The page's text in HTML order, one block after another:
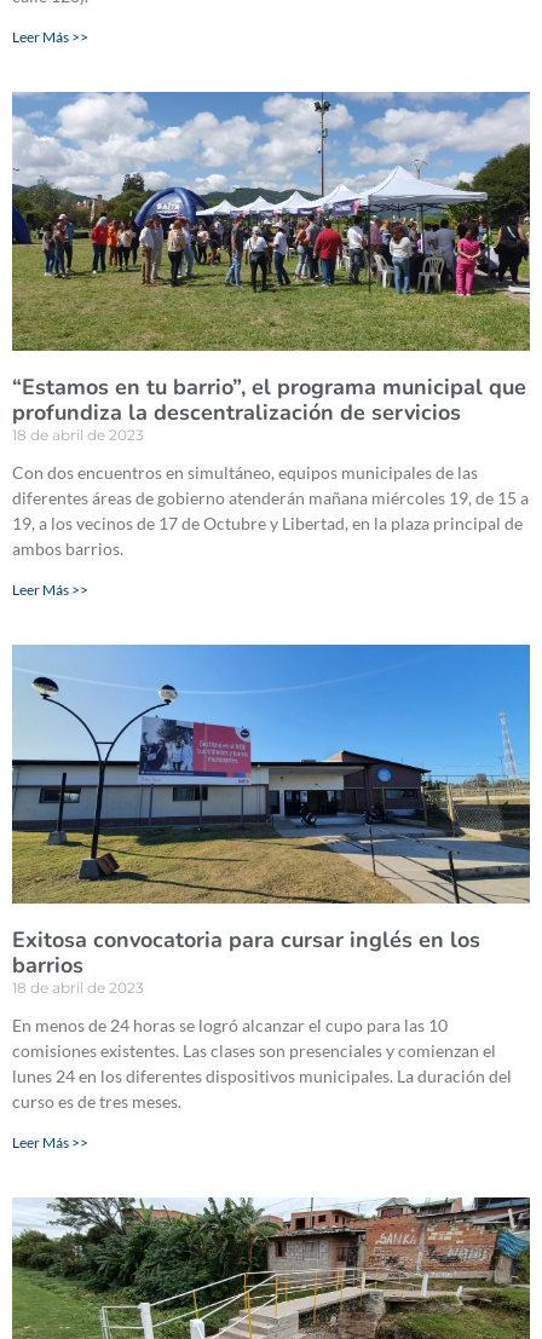
Leer Más >>
“Estamos en tu barrio”, el programa municipal que
profundiza la descentralización de servicios
18 de abril de 2023
Con dos encuentros en simultáneo, equipos municipales de las
diferentes áreas de gobierno atenderán mañana miércoles 19, de 15 a
19, a los vecinos de 17 de Octubre y Libertad, en la plaza principal de
ambos barrios.
Leer Más >>
Exitosa convocatoria para cursar inglés en los
barrios
18 de abril de 2023
En menos de 24 horas se logró alcanzar el cupo para las 10
comisiones existentes. Las clases son presenciales y comienzan el
lunes 24 en los diferentes dispositivos municipales. La duración del
curso es de tres meses.
Leer Más >>